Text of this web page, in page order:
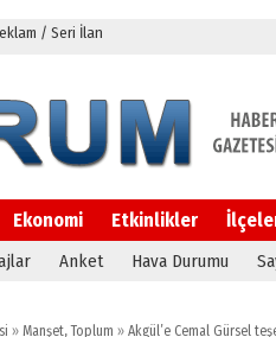
/ Seri İlan
Ekonomi Etkinlikler
Anket Hava Durumu
» Manşet,Toplum » Akgül’e Cemal Gürsel